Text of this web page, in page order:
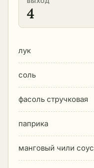
4
лук
соль
фасоль стручковая
паприка
манговый чили соус